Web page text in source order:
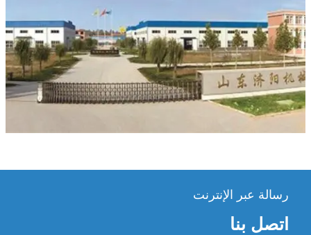
رسالة عبر الإنترنت
اتصل بنا